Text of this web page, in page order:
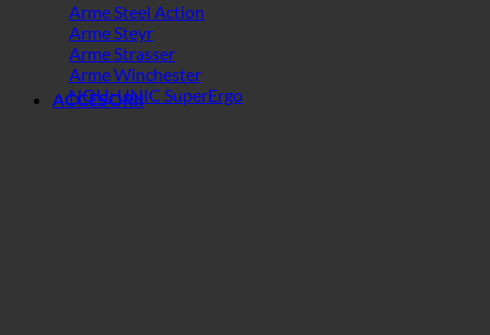
Arme Steel Action
Arme Steyr
Arme Strasser
Arme Winchester
NOU: UNIC SuperErgo
ACCESORII